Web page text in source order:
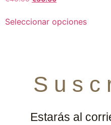
Seleccionar opciones
S u s c
Estarás al